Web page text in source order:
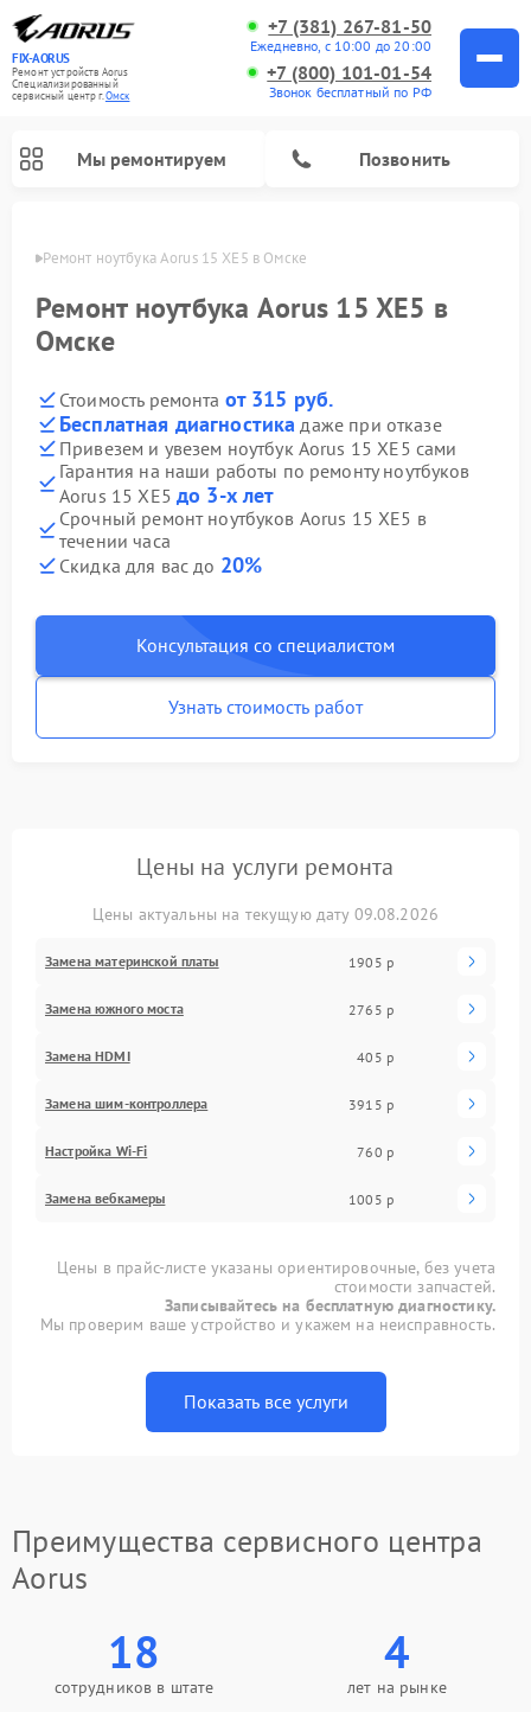
FIX-AORUS
Ремонт устройств Aorus
Специализированный
cервисный центр г.Омск
+7 (381) 267-81-50
Ежедневно, с 10:00 до 20:00
+7 (800) 101-01-54
Звонок бесплатный по РФ
Мы ремонтируем Позвонить
Ремонт ноутбука Aorus 15 XE5 в Омске
Ремонт ноутбука Aorus 15 XE5 в
Омске
Стоимость ремонта от 315 руб.
Бесплатная диагностика даже при отказе
Привезем и увезем ноутбук Aorus 15 XE5 сами
Гарантия на наши работы по ремонту ноутбуков
Aorus 15 XE5 до 3-х лет
Срочный ремонт ноутбуков Aorus 15 XE5 в
течении часа
Скидка для вас до 20%
Консультация со специалистом
Узнать стоимость работ
Цены на услуги ремонта
Цены актуальны на текущую дату 09.08.2026
Замена материнской платы 1905 р
Замена южного моста 2765 р
Замена HDMI 405 р
Замена шим-контроллера 3915 р
Настройка Wi-Fi 760 р
Замена вебкамеры 1005 р
Цены в прайс-листе указаны ориентировочные, без учета
стоимости запчастей.
Записывайтесь на бесплатную диагностику.
Мы проверим ваше устройство и укажем на неисправность.
Показать все услуги
Преимущества сервисного центра
Aorus
18
сотрудников в штате
4
лет на рынке